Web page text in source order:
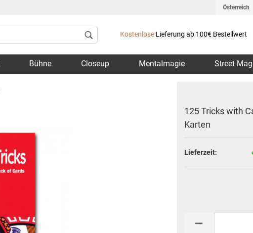
Österreich
Lieferland
Kostenlose Lieferung ab 100€ Bestellwert
Bühne Closeup Mentalmagie Street
125 Tricks with
Karten
Lieferzeit: